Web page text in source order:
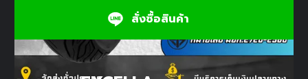
สั่งซื้อสินค้า